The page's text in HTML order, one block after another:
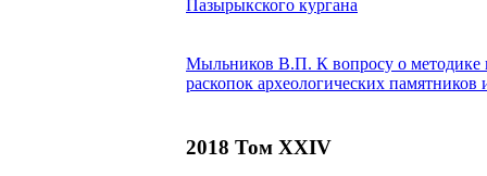
Пазырыкского кургана
Мыльников В.П. К вопросу о методике
раскопок археологических
2018 Том XXIV